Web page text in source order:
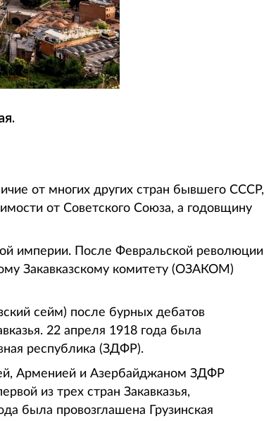
от многих других стран бывшего СССР,
от Советского Союза, а годовщину
империи. После Февральской революции
Закавказскому комитету (ОЗАКОМ)
сейм) после бурных дебатов
22 апреля 1918 года была
республика (ЗДФР).
Арменией и Азербайджаном ЗДФР
из трех стран Закавказья,
была провозглашена Грузинская